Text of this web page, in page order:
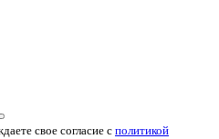
свое согласие с политикой